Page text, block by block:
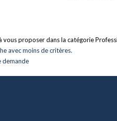
vous proposer dans la catégorie
avec moins de critères.
demande